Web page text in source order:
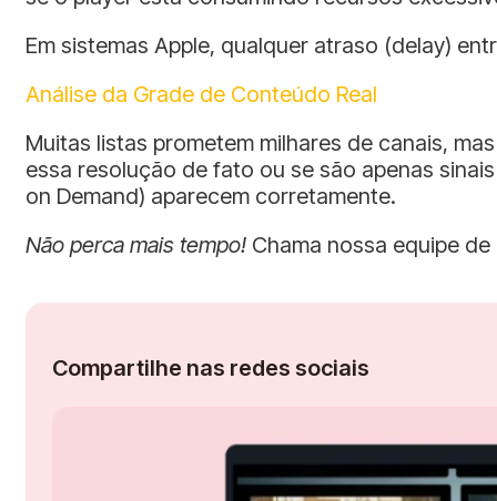
Em sistemas Apple, qualquer atraso (delay)
Análise da Grade de Conteúdo Real
Muitas listas prometem milhares de canais,
essa resolução de fato ou se são apenas
on Demand) aparecem corretamente.
Não perca mais tempo! Chama nossa equipe
Compartilhe nas redes sociais